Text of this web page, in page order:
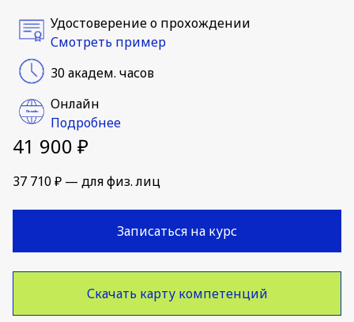
Удостоверение о прохождении
Смотреть пример
30 академ. часов
Онлайн
Подробнее
41 900 ₽
37 710 ₽ — для физ. лиц
Записаться на курс
Скачать карту компетенций